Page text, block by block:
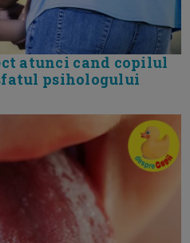
atunci cand copilul
psihologului